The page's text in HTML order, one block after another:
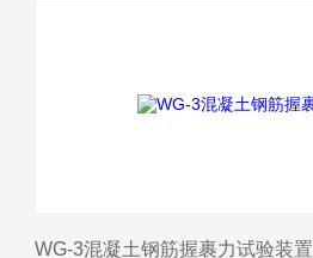
WG-3混凝土钢筋握裹力试验装置